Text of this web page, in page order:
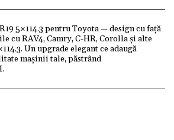
5×114.3 pentru Toyota — design cu față
cu RAV4, Camry, C-HR, Corolla și alte
Un upgrade elegant ce adaugă
mașinii tale, păstrând